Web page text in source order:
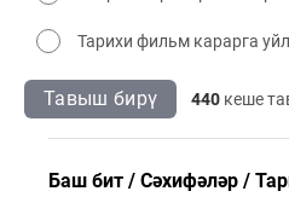
Тарихи фильм карарга
Тавыш бирү 440 кеше
Баш бит Сәхифәләр